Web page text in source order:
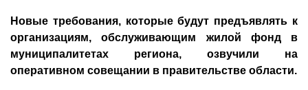
Новые требования, которые будут предъявлять к
организациям, обслуживающим жилой фонд в
муниципалитетах региона, озвучили на
оперативном совещании в правительстве области.